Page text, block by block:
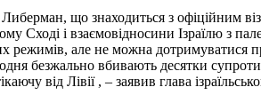
що знаходиться з
Сході і взаємовідносини Ізраїлю з
режимів, але не можна
безжально вбивають десятки
від Лівії , – заявив глава